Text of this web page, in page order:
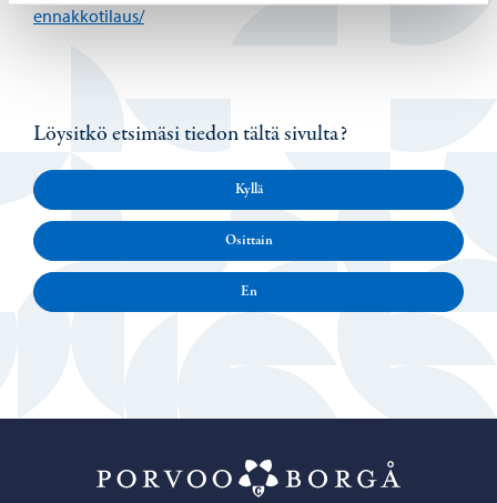
ennakkotilaus/
Löysitkö etsimäsi tiedon tältä sivulta?
Kyllä
Osittain
En